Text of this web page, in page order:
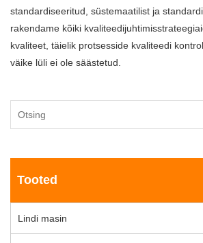
standardiseeritud, süstemaatilist ja
rakendame kõiki
kvaliteet, täielik protsesside kvaliteedi
väike lüli ei ole säästetud.
Tooted
Lindi masin